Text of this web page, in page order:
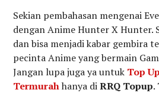
Sekian pembahasan mengenai
dengan Anime Hunter X Hunter.
dan bisa menjadi kabar gembira
pecinta Anime yang bermain
Jangan lupa juga ya untuk Top
Termurahhanya diRRQ Topup.